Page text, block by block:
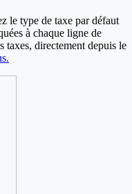
le type de taxe par défaut
à chaque ligne de
taxes, directement depuis le